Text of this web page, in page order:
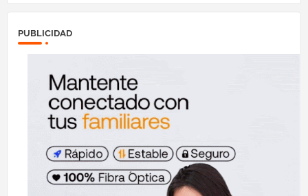
PUBLICIDAD